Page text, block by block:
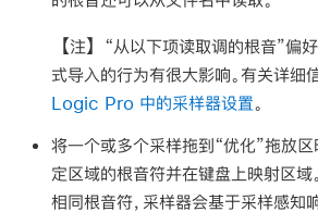
【注】 “从以下项读取调的根音”偏
式导入的行为有很大影响。有关详细
Logic Pro 中的采样器设置。
将一个或多个采样拖到“优化”拖放区
定区域的根音符并在键盘上映射区域
相同根音符，采样器会基于采样感知